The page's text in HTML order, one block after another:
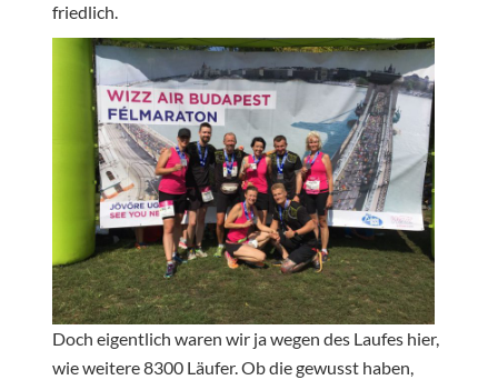
friedlich.
Doch eigentlich waren wir ja wegen des Laufes hier,
wie weitere 8300 Läufer. Ob die gewusst haben,